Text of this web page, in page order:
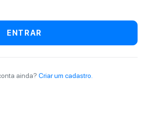
ENTRAR
ainda? Criar um cadastro.